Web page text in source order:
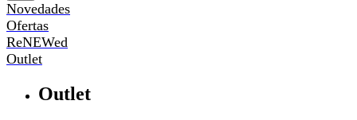
Novedades
Ofertas
ReNEWed
Outlet
Outlet